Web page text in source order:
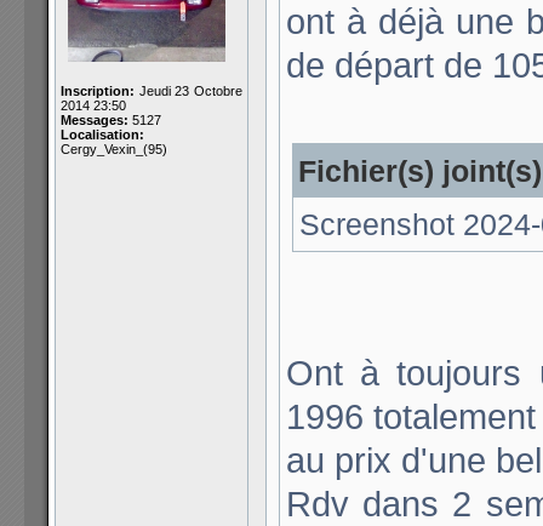
Inscription: Jeudi 23 Octobre
2014 23:50
Messages: 5127
Localisation:
Cergy_Vexin_(95)
ont à déjà une
de départ de
Fichier(s)
Screenshot
Ont à toujours
1996
au prix d'une
Rdv dans 2